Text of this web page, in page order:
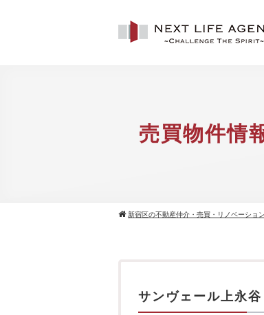
売買物件情
新宿区の不動産仲介・売買・リノベーショ
サンヴェール上永谷